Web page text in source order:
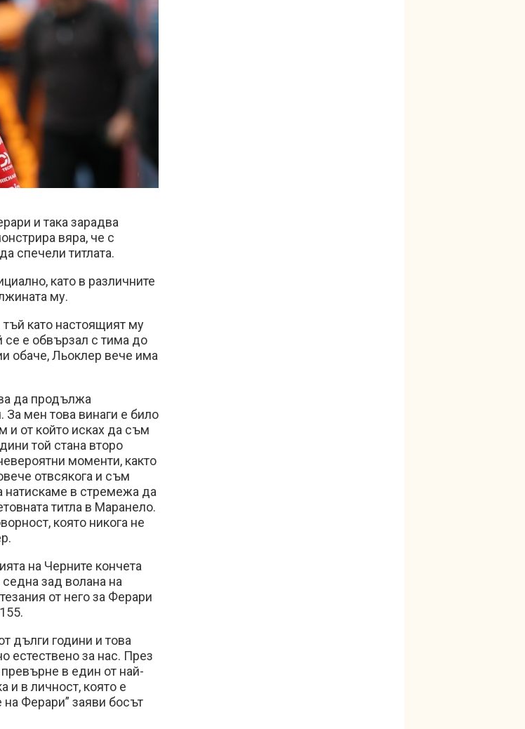
и така зарадва
вяра, че с
спечели титлата.
като в различните
му.
тъй като настоящият му
се е обвързал с тима до
обаче, Льоклер вече има
да продължа
мен това винаги е било
и от който исках да съм
той стана второ
моменти, както
отвсякога и съм
в стремежа да
титла в Маранело.
която никога не
на Черните кончета
зад волана на
от него за Ферари
дълги години и това
естествено за нас. През
в един от най-
и в личност, която е
Ферари” заяви босът